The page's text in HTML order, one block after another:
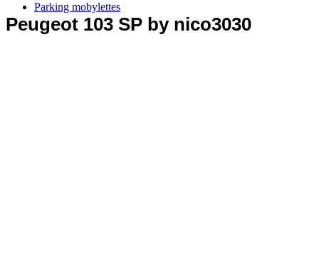
Parking mobylettes
Peugeot 103 SP by nico3030